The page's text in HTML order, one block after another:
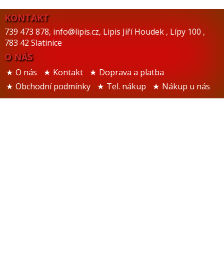
KONTAKT
739 473 878, info@lipis.cz, Lipis Jiří Houdek , Lípy 100 ,
783 42 Slatinice
O NÁS
O nás Kontakt
Doprava a platba
Obchodní podmínky
Tel. nákup Nákup u nás